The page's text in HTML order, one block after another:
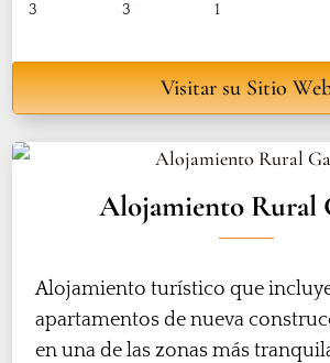
3 3 1
Visitar su Sitio
Alojamiento Rural
Alojamiento turístico que
apartamentos de nueva
en una de las zonas más